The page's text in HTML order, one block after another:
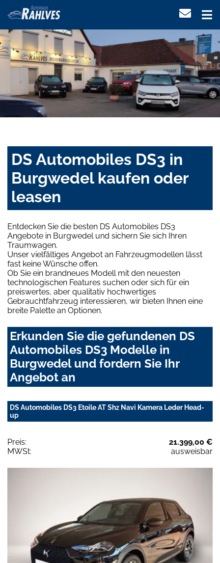
DS Automobiles DS3 in
Burgwedel kaufen oder
leasen
Entdecken Sie die besten DS Automobiles DS3
Angebote in Burgwedel und sichern Sie sich Ihren
Traumwagen.
Unser vielfältiges Angebot an Fahrzeugmodellen lässt
fast keine Wünsche offen.
Ob Sie ein brandneues Modell mit den neuesten
technologischen Features suchen oder sich für ein
preiswertes, aber qualitativ hochwertiges
Gebrauchtfahrzeug interessieren, wir bieten Ihnen eine
breite Palette an Optionen.
Erkunden Sie die gefundenen DS
Automobiles DS3 Modelle in
Burgwedel und fordern Sie Ihr
Angebot an
DS Automobiles DS3 Etoile AT Shz Navi Kamera Leder Head-
up
Preis:
21.399,00 €
MWSt:
ausweisbar